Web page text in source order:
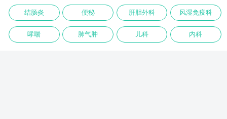
结肠炎 便秘 肝胆外科 风湿免疫科
哮喘 肺气肿 儿科 内科